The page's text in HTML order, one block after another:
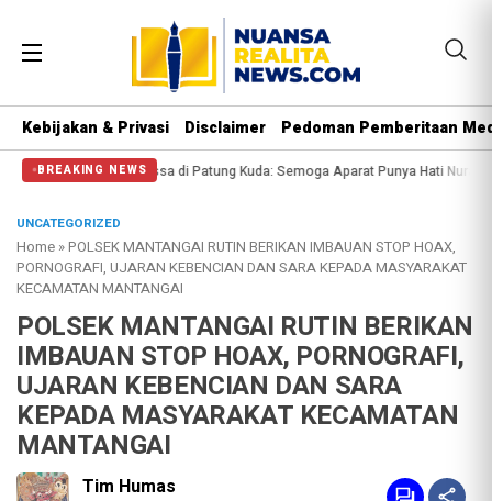
Kebijakan & Privasi Disclaimer Pedoman Pemberitaan
BREAKING NEWS
Kuda: Semoga Aparat Punya Hati Nurani Massa Reuni 212 Hanya
UNCATEGORIZED
Home »POLSEK MANTANGAI RUTIN BERIKAN IMBAUAN STOP HOAX,
PORNOGRAFI, UJARAN KEBENCIAN DAN SARA KEPADA MASYARAKAT
KECAMATAN MANTANGAI
POLSEK MANTANGAI RUTIN BERIKAN
IMBAUAN STOP HOAX, PORNOGRAFI,
UJARAN KEBENCIAN DAN SARA
KEPADA MASYARAKAT KECAMATAN
MANTANGAI
Tim Humas